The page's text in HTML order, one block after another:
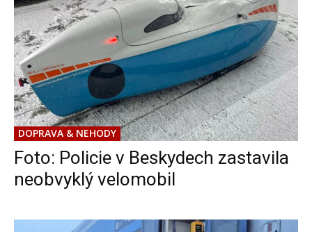
DOPRAVA & NEHODY
Foto: Policie v Beskydech zastavila
neobvyklý velomobil